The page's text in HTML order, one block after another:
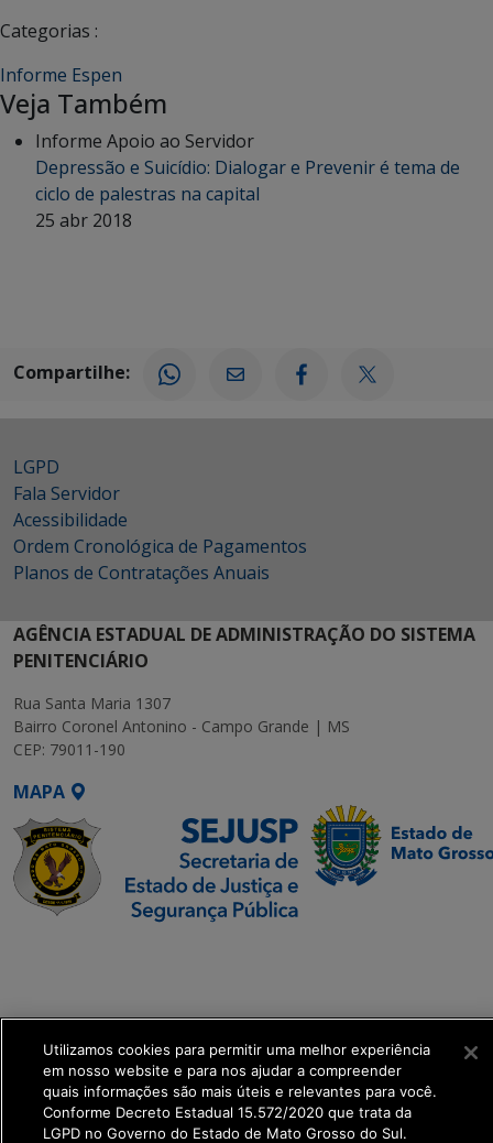
Categorias :
Informe Espen
Veja Também
Informe Apoio ao Servidor
Depressão e Suicídio: Dialogar e Prevenir é tema de
ciclo de palestras na capital
25 abr 2018
Compartilhe:
LGPD
Fala Servidor
Acessibilidade
Ordem Cronológica de Pagamentos
Planos de Contratações Anuais
AGÊNCIA ESTADUAL DE ADMINISTRAÇÃO DO SISTEMA
PENITENCIÁRIO
Rua Santa Maria 1307
Bairro Coronel Antonino - Campo Grande | MS
CEP: 79011-190
MAPA
get_footer();
Utilizamos cookies para permitir uma melhor experiência
em nosso website e para nos ajudar a compreender
quais informações são mais úteis e relevantes para você.
Conforme Decreto Estadual 15.572/2020 que trata da
LGPD no Governo do Estado de Mato Grosso do Sul.